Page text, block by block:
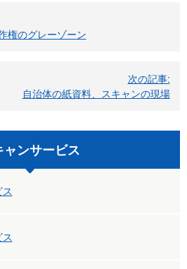
権のグレーゾーン
次の記事:
自治体の紙資料、スキャンの現場
ャンサービス